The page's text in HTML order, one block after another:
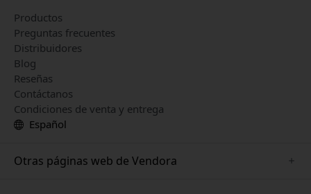
Productos
Preguntas frecuentes
Distribuidores
Blog
Reseñas
Contáctanos
Condiciones de venta y entrega
Español
Otras páginas web de Vendora